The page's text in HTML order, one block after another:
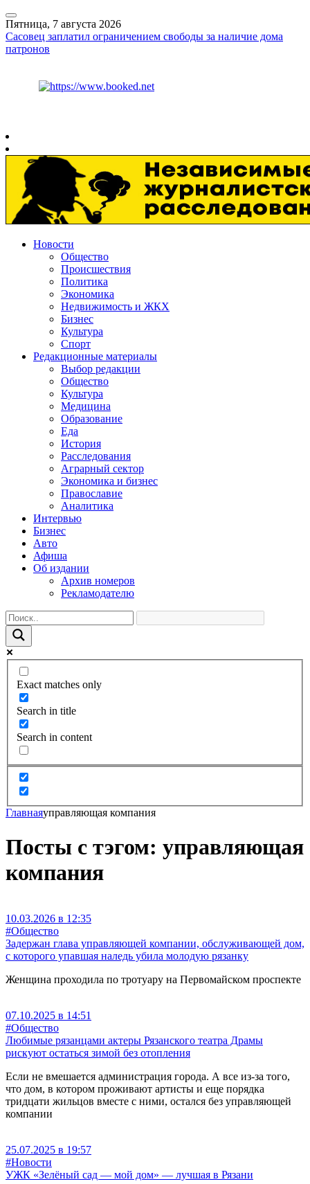
Пятница, 7 августа 2026
Сасовец заплатил ограничением свободы за наличие дома
патронов
Новости
Общество
Происшествия
Политика
Экономика
Недвижимость и ЖКХ
Бизнес
Культура
Спорт
Редакционные материалы
Выбор редакции
Общество
Культура
Медицина
Образование
Еда
История
Расследования
Аграрный сектор
Экономика и бизнес
Православие
Аналитика
Интервью
Бизнес
Авто
Афиша
Об издании
Архив номеров
Рекламодателю
Exact matches only
Search in title
Search in content
Главнаяуправляющая компания
Посты с тэгом: управляющая
компания
10.03.2026 в 12:35
#Общество
Задержан глава управляющей компании, обслуживающей дом,
с которого упавшая наледь убила молодую рязанку
Женщина проходила по тротуару на Первомайском проспекте
07.10.2025 в 14:51
#Общество
Любимые рязанцами актеры Рязанского театра Драмы
рискуют остаться зимой без отопления
Если не вмешается администрация города. А все из-за того,
что дом, в котором проживают артисты и еще порядка
тридцати жильцов вместе с ними, остался без управляющей
компании
25.07.2025 в 19:57
#Новости
УЖК «Зелёный сад — мой дом» — лучшая в Рязани